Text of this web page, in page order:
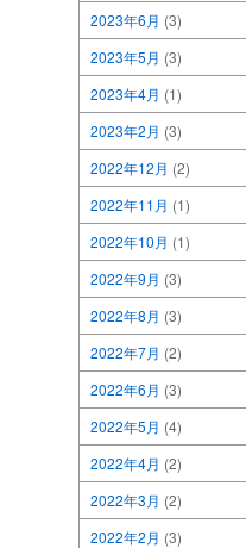
2023年6月 (3)
2023年5月 (3)
2023年4月 (1)
2023年2月 (3)
2022年12月 (2)
2022年11月 (1)
2022年10月 (1)
2022年9月 (3)
2022年8月 (3)
2022年7月 (2)
2022年6月 (3)
2022年5月 (4)
2022年4月 (2)
2022年3月 (2)
2022年2月 (3)